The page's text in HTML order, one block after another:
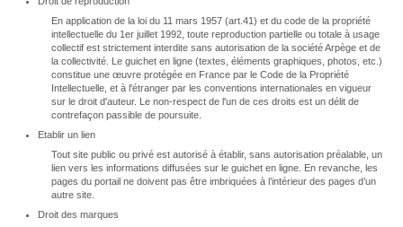
En application de la loi du 11 mars 1957 (art.41) et du code de la propriété
intellectuelle du 1er juillet 1992, toute reproduction partielle ou totale à usage
collectif est strictement interdite sans autorisation de la société Arpège et de
la collectivité. Le guichet en ligne (textes, éléments graphiques, photos, etc.)
constitue une œuvre protégée en France par le Code de la Propriété
Intellectuelle, et à l'étranger par les conventions internationales en vigueur
sur le droit d'auteur. Le non-respect de l'un de ces droits est un délit de
contrefaçon passible de poursuite.
Etablir un lien
Tout site public ou privé est autorisé à établir, sans autorisation préalable, un
lien vers les informations diffusées sur le guichet en ligne. En revanche, les
pages du portail ne doivent pas être imbriquées à l’intérieur des pages d’un
autre site.
Droit des marques